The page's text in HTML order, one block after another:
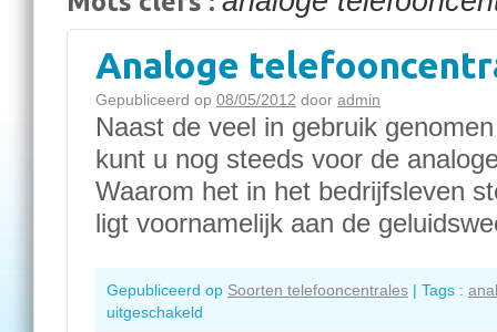
Analoge
Gepubliceerd op 08/05/2012 door admin
Naast de veel in gebruik
kunt u nog steeds voor de
Waarom het in het bedrijfsleven
ligt voornamelijk aan de
Gepubliceerd op Soorten telefooncentrales | Tags :
uitgeschakeld